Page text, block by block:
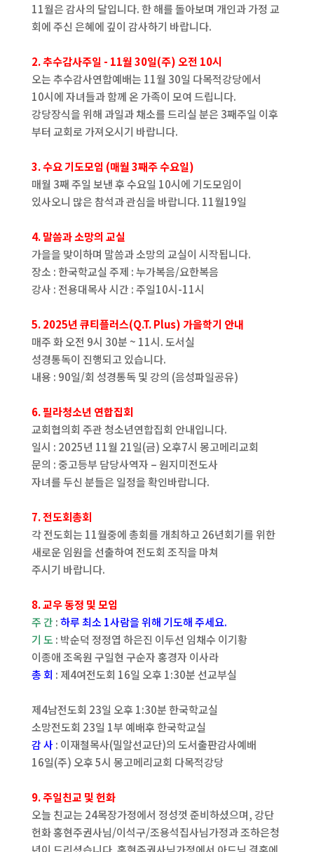
11월은 감사의 달입니다. 한 해를 돌아보며 개인과 가정 교
회에 주신 은혜에 깊이 감사하기 바랍니다.
2. 추수감사주일 - 11월 30일(주) 오전 10시
오는 추수감사연합예배는 11월 30일 다목적강당에서
10시에 자녀들과 함께 온 가족이 모여 드립니다.
강당장식을 위해 과일과 채소를 드리실 분은 3째주일 이후
부터 교회로 가져오시기 바랍니다.
3. 수요 기도모임 (매월 3째주 수요일)
매월 3째 주일 보낸 후 수요일 10시에 기도모임이
있사오니 많은 참석과 관심을 바랍니다. 11월19일
4. 말씀과 소망의 교실
가을을 맞이하며 말씀과 소망의 교실이 시작됩니다.
장소 : 한국학교실 주제 : 누가복음/요한복음
강사 : 전용대목사 시간 : 주일10시-11시
5. 2025년 큐티플러스(Q.T. Plus) 가을학기 안내
매주 화 오전 9시 30분 ~ 11시. 도서실
성경통독이 진행되고 있습니다.
내용 : 90일/회 성경통독 및 강의 (음성파일공유)
6. 필라청소년 연합집회
교회협의회 주관 청소년연합집회 안내입니다.
일시 : 2025년 11월 21일(금) 오후7시 몽고메리교회
문의 : 중고등부 담당사역자 – 원지미전도사
자녀를 두신 분들은 일정을 확인바랍니다.
7. 전도회총회
각 전도회는 11월중에 총회를 개최하고 26년회기를 위한
새로운 임원을 선출하여 전도회 조직을 마쳐
주시기 바랍니다.
8. 교우 동정 및 모임
주 간 :하루 최소 1사람을 위해 기도해 주세요.
기 도 : 박순덕 정정엽 하은진 이두선 임채수 이기황
이종애 조옥원 구일현 구순자 홍경자 이사라
총 회 : 제4여전도회 16일 오후 1:30분 선교부실
제4남전도회 23일 오후 1:30분 한국학교실
소망전도회 23일 1부 예배후 한국학교실
감 사: 이재철목사(밀알선교단)의 도서출판감사예배
16일(주) 오후 5시 몽고메리교회 다목적강당
9. 주일친교 및 헌화
오늘 친교는 24목장가정에서 정성껏 준비하셨으며, 강단
헌화 홍현주권사님/이석구/조용석집사님가정과 조하은청